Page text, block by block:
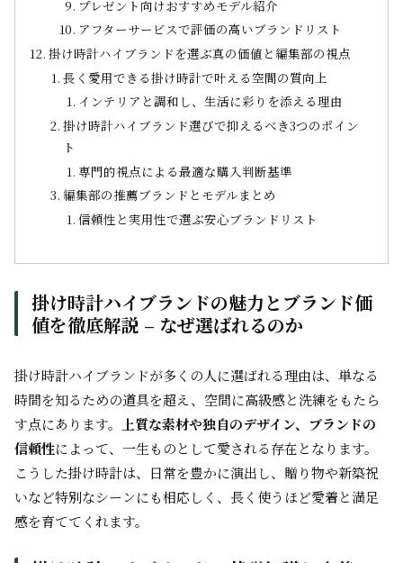
プレゼント向けおすすめモデル紹介
アフターサービスで評価の高いブランドリスト
掛け時計ハイブランドを選ぶ真の価値と編集部の視点
長く愛用できる掛け時計で叶える空間の質向上
インテリアと調和し、生活に彩りを添える理由
掛け時計ハイブランド選びで抑えるべき3つのポイン
ト
専門的視点による最適な購入判断基準
編集部の推薦ブランドとモデルまとめ
信頼性と実用性で選ぶ安心ブランドリスト
掛け時計ハイブランドの魅力とブランド価
値を徹底解説 – なぜ選ばれるのか
掛け時計ハイブランドが多くの人に選ばれる理由は、単なる
時間を知るための道具を超え、空間に高級感と洗練をもたら
す点にあります。
上質な素材や独自のデザイン、ブランドの
信頼性によって、一生ものとして愛される存在となります。
こうした掛け時計は、日常を豊かに演出し、贈り物や新築祝
いなど特別なシーンにも相応しく、長く使うほど愛着と満足
感を育ててくれます。